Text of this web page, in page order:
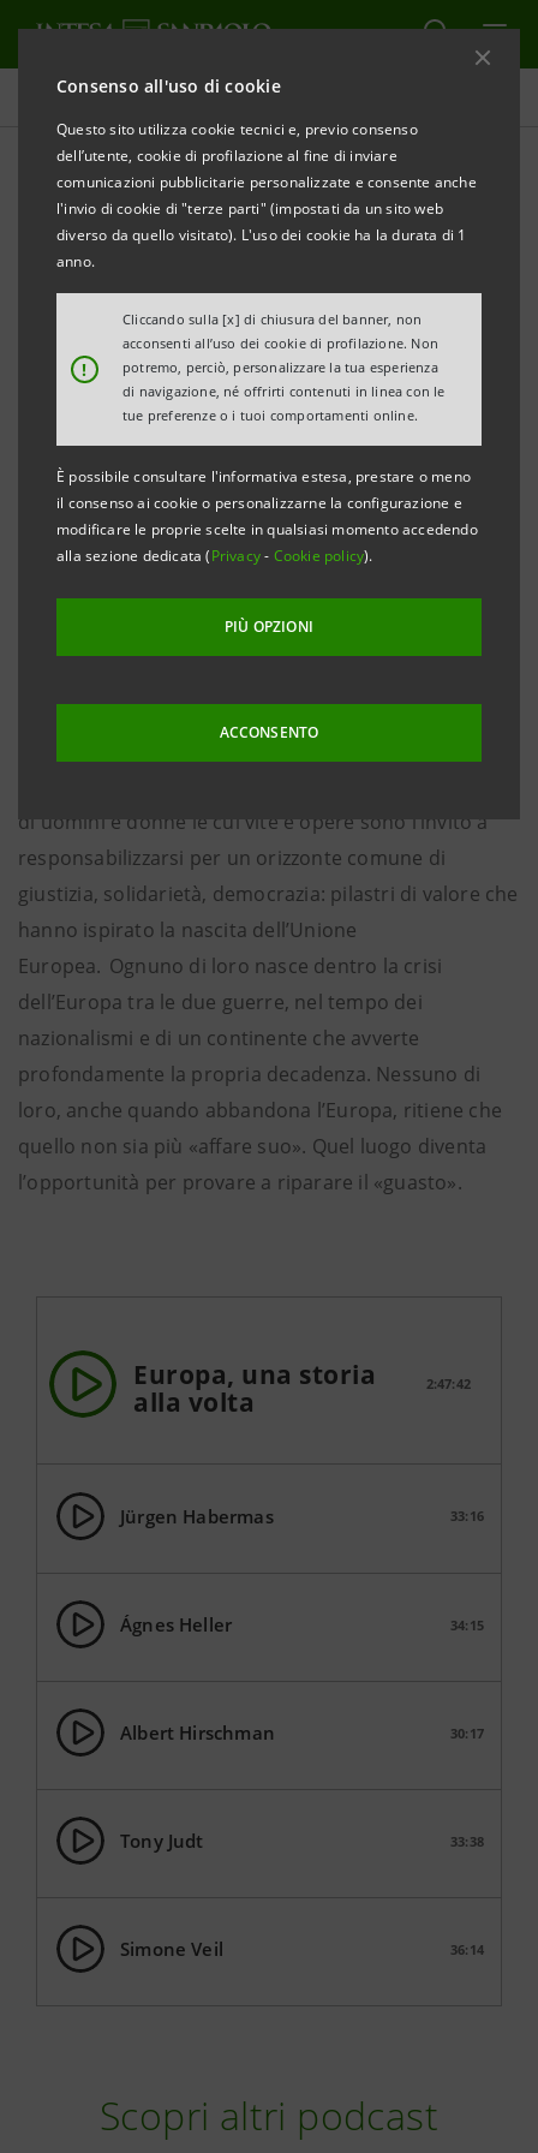
Consenso all'uso di cookie
Questo sito utilizza cookie tecnici e, previo consenso
dell’utente, cookie di profilazione al fine di inviare
comunicazioni pubblicitarie personalizzate e consente anche
l'invio di cookie di "terze parti" (impostati da un sito web
diverso da quello visitato). L'uso dei cookie ha la durata di 1
anno.
!
Cliccando sulla [x] di chiusura del banner, non
acconsenti all’uso dei cookie di profilazione. Non
potremo, perciò, personalizzare la tua esperienza
di navigazione, né offrirti contenuti in linea con le
tue preferenze o i tuoi comportamenti online.
È possibile consultare l'informativa estesa, prestare o meno
il consenso ai cookie o personalizzarne la configurazione e
modificare le proprie scelte in qualsiasi momento accedendo
alla sezione dedicata (Privacy- Cookie policy).
PIÙ OPZIONI
ACCONSENTO
Intesa Sanpaolo On Air
INCLUSIONE
Europa, una storia alla
volta. Il podcast con Ilaria
Gaspari
Europa, una storia alla volta è un podcast a cura di
Fondazione Giangiacomo Feltrinelli per Intesa
Sanpaolo On Air. Con la voce di Ilaria Gaspari. Le
vicende umane e intellettuali di cinque pensatori e
di uomini e donne le cui vite e opere sono l’invito a
responsabilizzarsi per un orizzonte comune di
giustizia, solidarietà, democrazia: pilastri di valore che
hanno ispirato la nascita dell’Unione
Europea. Ognuno di loro nasce dentro la crisi
dell’Europa tra le due guerre, nel tempo dei
nazionalismi e di un continente che avverte
profondamente la propria decadenza. Nessuno di
loro, anche quando abbandona l’Europa, ritiene che
quello non sia più «affare suo». Quel luogo diventa
l’opportunità per provare a riparare il «guasto».
Europa, una storia
alla volta
2:47:42
Jürgen Habermas 33:16
Ágnes Heller 34:15
Albert Hirschman 30:17
Tony Judt 33:38
Simone Veil 36:14
Scopri altri podcast